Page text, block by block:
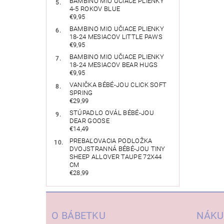
4-5 ROKOV BLUE
€9,95
BAMBINO MIO UČIACE PLIENKY
18-24 MESIACOV LITTLE PAWS
€9,95
BAMBINO MIO UČIACE PLIENKY
18-24 MESIACOV BEAR HUGS
€9,95
VANIČKA BÉBÉ-JOU CLICK SOFT
SPRING
€29,99
STÚPADLO OVÁL BÉBÉ-JOU
DEAR GOOSE
€14,49
PREBAĽOVACIA PODLOŽKA
DVOJSTRANNÁ BÉBÉ-JOU TINY
SHEEP ALLOVER TAUPE 72X44
CM
€28,99
O BÁBETKU